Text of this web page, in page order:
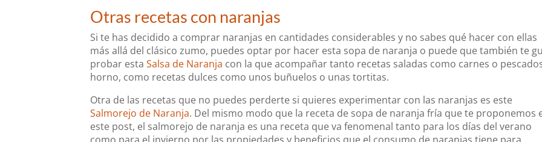
Otras recetas con naranjas
Si te has decidido a comprar naranjas en cantidades considerables y no sabes qué hacer con ellas
más allá del clásico zumo, puedes optar por hacer esta sopa de naranja o puede que también te
probar estaSalsa de Naranja con la que acompañar tanto recetas saladas como carnes o
horno, como recetas dulces como unos buñuelos o unas tortitas.
Otra de las recetas que no puedes perderte si quieres experimentar con las naranjas es este
Salmorejo de Naranja. Del mismo modo que la receta de sopa de naranja fría que te proponemos
este post, el salmorejo de naranja es una receta que va fenomenal tanto para los días del verano